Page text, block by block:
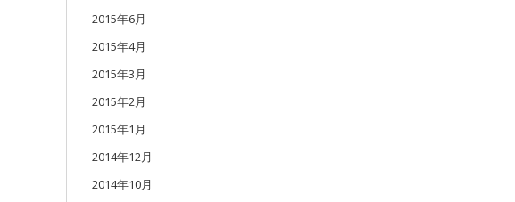
2015年6月
2015年4月
2015年3月
2015年2月
2015年1月
2014年12月
2014年10月